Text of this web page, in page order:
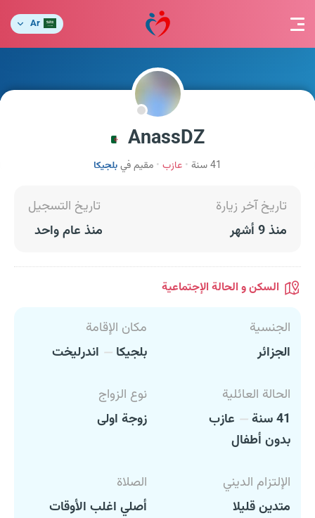
Ar
AnassDZ
41 سنة عازب مقيم فيبلجيكا
تاريخ آخر زيارة
منذ 9 أشهر
تاريخ التسجيل
منذ عام واحد
السكن و الحالة الإجتماعية
الجنسية
الجزائر
مكان الإقامة
بلجيكا
اندرليخت
الحالة العائلية
41 سنة
عازب
بدون أطفال
نوع الزواج
زوجة اولى
الإلتزام الديني
متدين قليلا
الصلاة
أصلي اغلب الأوقات